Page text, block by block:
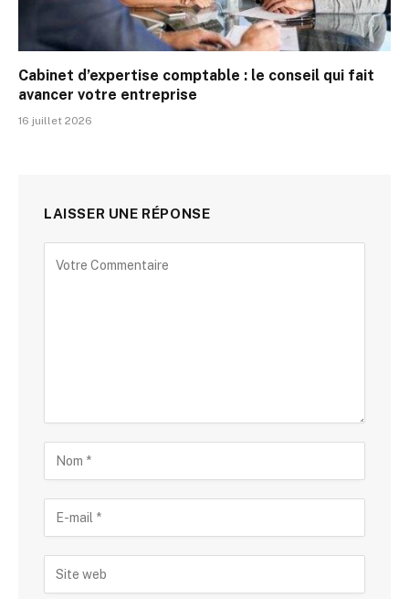
Cabinet d’expertise comptable : le conseil qui fait
avancer votre entreprise
16 juillet 2026
LAISSER UNE RÉPONSE